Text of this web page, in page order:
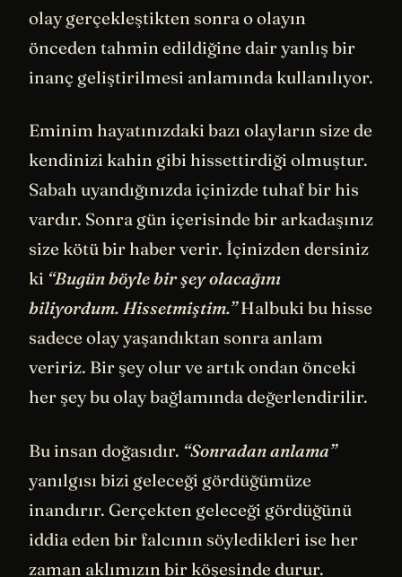
olay gerçekleştikten sonra o olayın
önceden tahmin edildiğine dair yanlış bir
inanç geliştirilmesi anlamında kullanılıyor.
Eminim hayatınızdaki bazı olayların size de
kendinizi kahin gibi hissettirdiği olmuştur.
Sabah uyandığınızda içinizde tuhaf bir his
vardır. Sonra gün içerisinde bir arkadaşınız
size kötü bir haber verir. İçinizden dersiniz
ki “Bugün böyle bir şey olacağını
biliyordum. Hissetmiştim.”Halbuki bu hisse
sadece olay yaşandıktan sonra anlam
veririz. Bir şey olur ve artık ondan önceki
her şey bu olay bağlamında değerlendirilir.
Bu insan doğasıdır. “Sonradan anlama”
yanılgısı bizi geleceği gördüğümüze
inandırır. Gerçekten geleceği gördüğünü
iddia eden bir falcının söyledikleri ise her
zaman aklımızın bir köşesinde durur.